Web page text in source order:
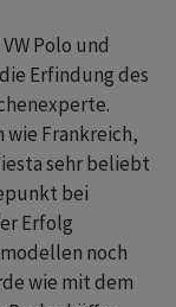
Polo und
Erfindung des
wie Frankreich,
sehr beliebt
bei
Erfolg
noch
wie mit dem